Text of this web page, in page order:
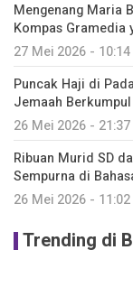
Mengenang Maria
Kompas Gramedia
27 Mei 2026 - 10:14
Puncak Haji di
Jemaah
26 Mei 2026 - 21:37
Ribuan Murid SD
Sempurna di
26 Mei 2026 - 11:02
Trending di